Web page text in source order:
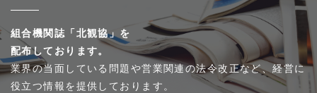
組合機関誌「北観協」を
配布しております。
業界の当面している問題や営業関連の法令改正など、経営に
役立つ情報を提供しております。